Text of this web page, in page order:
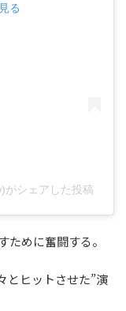
る
がシェアした投稿
めに奮闘する。
とヒットさせた”演